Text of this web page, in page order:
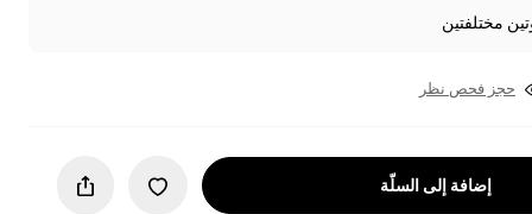
مختلفتين
حجز فحص نظر
إضافة إلى السلّة